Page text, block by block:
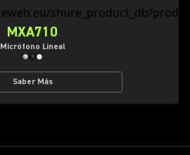
MXA710
Micrófono Lineal
Saber Más